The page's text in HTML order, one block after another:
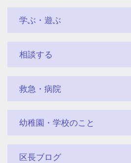
学ぶ・遊ぶ
相談する
救急・病院
幼稚園・学校のこと
区長ブログ